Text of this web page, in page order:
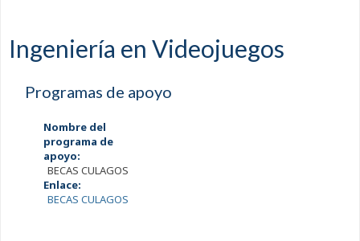
Ingeniería en Videojuegos
Programas de apoyo
Nombre del
programa de
apoyo:
BECAS CULAGOS
Enlace:
BECAS CULAGOS